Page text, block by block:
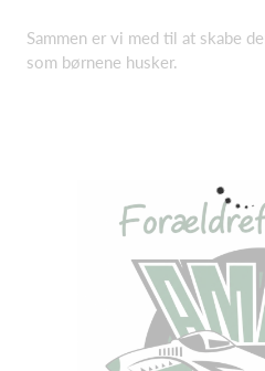
Sammen er vi med til at skabe
som børnene husker.